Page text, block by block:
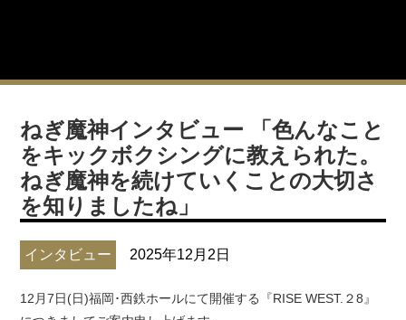
ねぎ魔神インタビュー 「色んなこと
をキックボクシングに教えられた。
ねぎ魔神を続けていくことの大切さ
を知りましたね」
インタビュー 2025年12月2日
12月7日(日)福岡･西鉄ホールにて開催する『RISE WEST.２8』